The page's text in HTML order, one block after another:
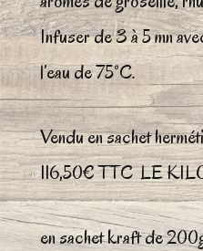
Infuser de 3 à 5 mn
l’eau de 75°C.
Vendu en sachet
116,50€ TTC LE
en sachet kraft de